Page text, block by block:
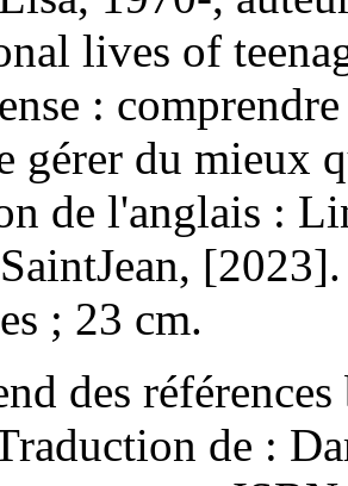
lives of
:
gérer du mieux
de l'anglais :
; 23 cm.
des
de :